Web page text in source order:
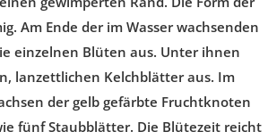
Am Ende der im Wasser wachsenden
einzelnen Blüten aus. Unter ihnen
lanzettlichen Kelchblätter aus. Im
der gelb gefärbte Fruchtknoten
fünf Staubblätter. Die Blütezeit reicht